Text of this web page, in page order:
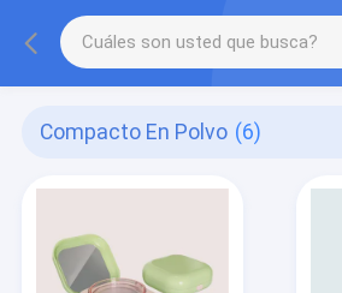
Compacto En Polvo (6)